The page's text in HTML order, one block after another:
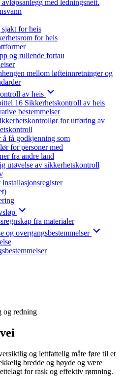
med ledningsnett.
for heis
for heis
og rullende fortau
mellom løfteinnretninger og
av heis
16 Sikkerhetskontroll av heis
bestemmelser
for utføring av
få godkjenning som
for personer med
fra andre land
utøvelse av sikkerhetskontroll
fra materialer
og overgangsbestemmelser
og redning
og lettfattelig måte føre til et
bredde og høyde og være
for rask og effektiv rømning.